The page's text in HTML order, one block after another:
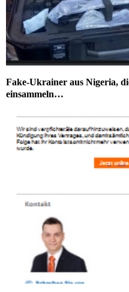
Fake-Ukrainer aus Nigeria,
einsammeln…